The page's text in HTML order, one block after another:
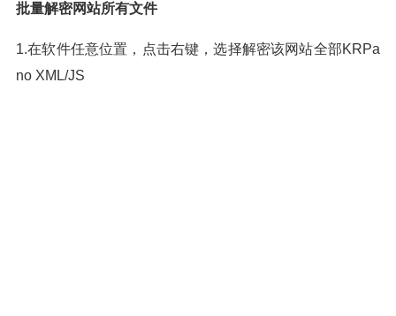
批量解密网站所有文件
1.在软件任意位置，点击右键，选择解密该网站全部KRPa
no XML/JS